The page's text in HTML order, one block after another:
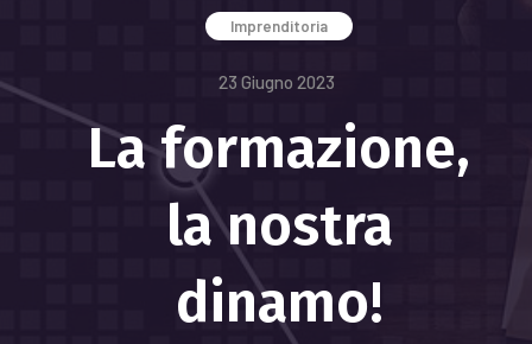
Imprenditoria
23 Giugno 2023
La formazione,
la nostra
dinamo!